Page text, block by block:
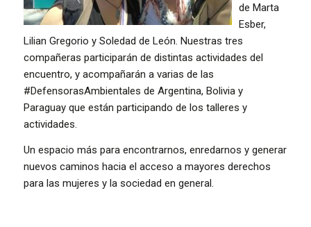
de Marta
Esber,
Lilian Gregorio y Soledad de León. Nuestras tres
compañeras participarán de distintas actividades del
encuentro, y acompañarán a varias de las
#DefensorasAmbientales de Argentina, Bolivia y
Paraguay que están participando de los talleres y
actividades.
Un espacio más para encontrarnos, enredarnos y generar
nuevos caminos hacia el acceso a mayores derechos
para las mujeres y la sociedad en general.